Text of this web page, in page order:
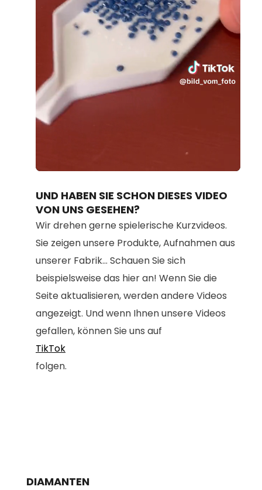
UND HABEN SIE SCHON DIESES VIDEO
VON UNS GESEHEN?
Wir drehen gerne spielerische Kurzvideos.
Sie zeigen unsere Produkte, Aufnahmen aus
unserer Fabrik... Schauen Sie sich
beispielsweise das hier an! Wenn Sie die
Seite aktualisieren, werden andere Videos
angezeigt. Und wenn Ihnen unsere Videos
gefallen, können Sie uns auf
TikTok
folgen.
DIAMANTEN